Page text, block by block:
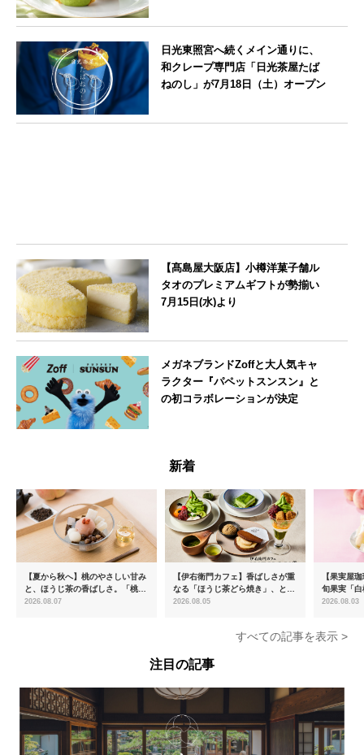
日光東照宮へ続くメイン通りに、
和クレープ専門店「日光茶屋たば
ねのし」が7月18日（土）オープン
【髙島屋大阪店】小樽洋菓子舗ル
タオのプレミアムギフトが勢揃い
7月15日(水)より
メガネブランドZoffと大人気キャ
ラクター『パペットスンスン』と
の初コラボレーションが決定
新着
【夏から秋へ】桃のやさしい甘み
と、ほうじ茶の香ばしさ。「桃と
ほうじ茶のあんみつ」を8月中旬
2026.08.07
【伊右衛門カフェ】香ばしさが重
なる「ほうじ茶どら焼き」、とろ
ける「宇治抹茶ティラミス」が新
2026.08.05
【果実屋
旬果実「
限定販売
2026.08.03
すべての記事を表示 >
注目の記事